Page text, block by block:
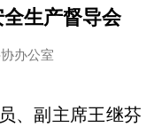
生产督导会
办公室
副主席王继芬